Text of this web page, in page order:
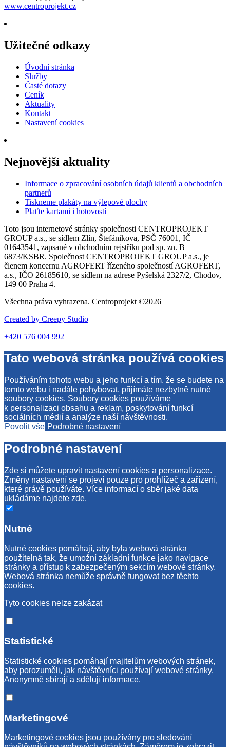
www.centroprojekt.cz
Užitečné odkazy
Úvodní stránka
Služby
Časté dotazy
Ceník
Aktuality
Kontakt
Nastavení cookies
Nejnovější aktuality
Informace o zpracování osobních údajů klientů a obchodních
partnerů
Tiskneme plakáty na výlepové plochy
Plaťte kartami i hotovostí
Toto jsou internetové stránky společnosti CENTROPROJEKT
GROUP a.s., se sídlem Zlín, Štefánikova, PSČ 76001, IČ
01643541, zapsané v obchodním rejstříku pod sp. zn. B
6873/KSBR. Společnost CENTROPROJEKT GROUP a.s., je
členem koncernu AGROFERT řízeného společností AGROFERT,
a.s., IČO 26185610, se sídlem na adrese Pyšelská 2327/2, Chodov,
149 00 Praha 4.
Všechna práva vyhrazena. Centroprojekt ©2026
Created by Creepy Studio
+420 576 004 992
Tato webová stránka používá cookies
Používáním tohoto webu a jeho funkcí a tím, že se budete na
tomto webu i nadále pohybovat, přijímáte nezbytně nutné
soubory cookies. Soubory cookies používáme
k personalizaci obsahu a reklam, poskytování funkcí
sociálních médií a analýze naší návštěvnosti.
Povolit vše Podrobné nastavení
Podrobné nastavení
Zde si můžete upravit nastavení cookies a personalizace.
Změny nastavení se projeví pouze pro prohlížeč a zařízení,
které právě používáte. Více informací o sběr jaké data
ukládáme najdete zde.
Nutné
Nutné cookies pomáhají, aby byla webová stránka
použitelná tak, že umožní základní funkce jako navigace
stránky a přístup k zabezpečeným sekcím webové stránky.
Webová stránka nemůže správně fungovat bez těchto
cookies.
Tyto cookies nelze zakázat
Statistické
Statistické cookies pomáhají majitelům webových stránek,
aby porozuměli, jak návštěvníci používají webové stránky.
Anonymně sbírají a sdělují informace.
Marketingové
Marketingové cookies jsou používány pro sledování